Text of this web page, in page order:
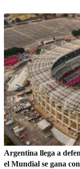
Argentina llega a
el Mundial se gana